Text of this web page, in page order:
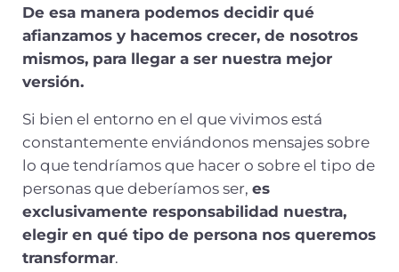
De esa manera podemos decidir qué
afianzamos y hacemos crecer, de nosotros
mismos, para llegar a ser nuestra mejor
versión.
Si bien el entorno en el que vivimos está
constantemente enviándonos mensajes sobre
lo que tendríamos que hacer o sobre el tipo de
personas que deberíamos ser, es
exclusivamente responsabilidad nuestra,
elegir en qué tipo de persona nos queremos
transformar.